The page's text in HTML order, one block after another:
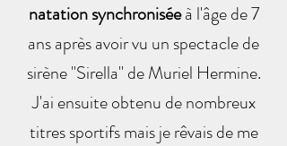
natation synchroniséeà l'âge de 7
ans après avoir vu un spectacle de
sirène "Sirella" de Muriel Hermine.
J'ai ensuite obtenu de nombreux
titres sportifs mais je rêvais de me